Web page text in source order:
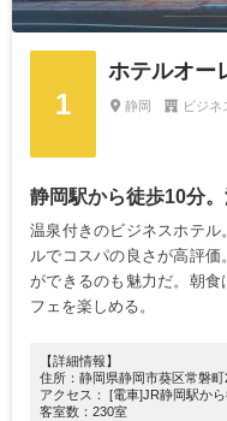
1
ホテルオ
静岡 ビジ
静岡駅から徒歩10分
温泉付きのビジネスホテ
ルでコスパの良さが高評
ができるのも魅力だ。朝
フェを楽しめる。
【詳細情報】
住所：静岡県静岡市葵区常磐
アクセス： [電車]JR静岡駅か
客室数：230室